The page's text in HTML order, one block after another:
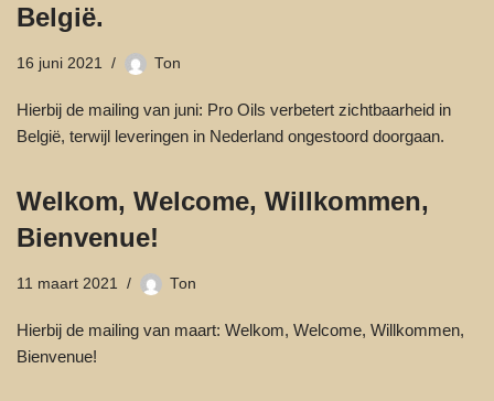
België.
16 juni 2021 Ton
Hierbij de mailing van juni: Pro Oils verbetert zichtbaarheid in
België, terwijl leveringen in Nederland ongestoord doorgaan.
Welkom, Welcome, Willkommen,
Bienvenue!
11 maart 2021 Ton
Hierbij de mailing van maart: Welkom, Welcome, Willkommen,
Bienvenue!